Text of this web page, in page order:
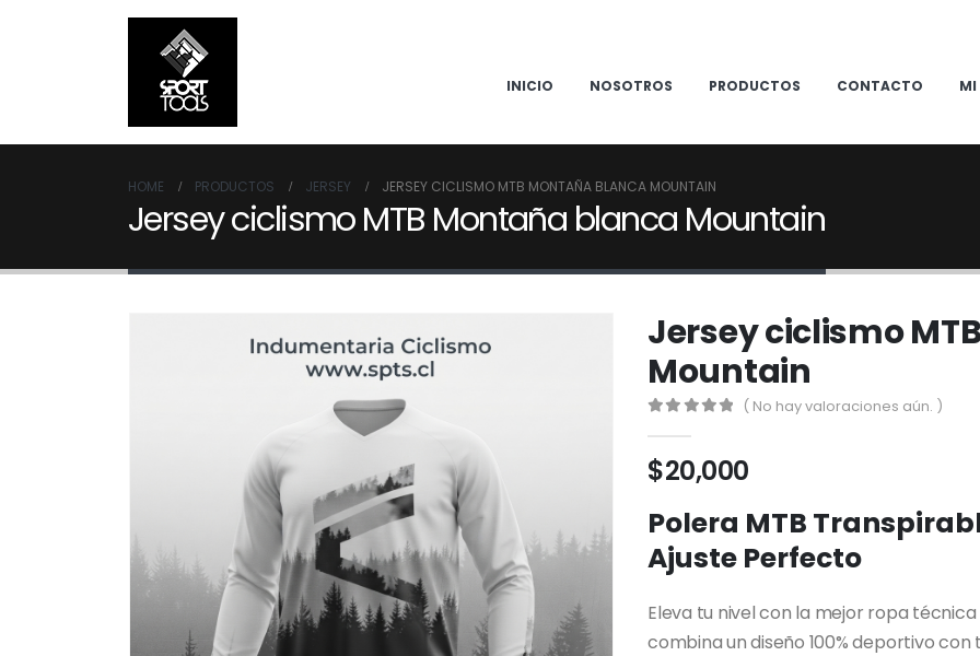
INICIO NOSOTROS PRODUCTOS CONTACTO MI
HOME PRODUCTOS JERSEY JERSEY CICLISMO MTB MONTAÑA BLANCA MOUNTAIN
Jersey ciclismo MTB Montaña blanca Mountain
Jersey ciclismo
Mountain
( No hay valoraciones aún. )
$20,000
Polera MTB
Ajuste Perfecto
Eleva tu nivel con la mejor ropa
combina un diseño 100% deportivo